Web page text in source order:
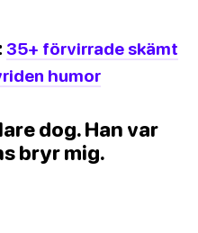
35+ förvirrade skämt
humor
dog. Han var
bryr mig.